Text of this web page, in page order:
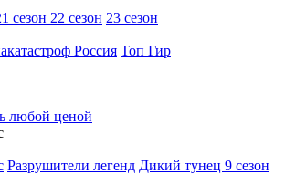
сезон 22 сезон 23 сезон
Россия Топ Гир
любой ценой
Разрушители легенд Дикий тунец 9 сезон